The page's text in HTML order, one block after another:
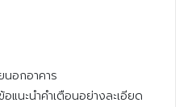
อกอาคาร
แนะนำคำเตือนอย่างละเอียด